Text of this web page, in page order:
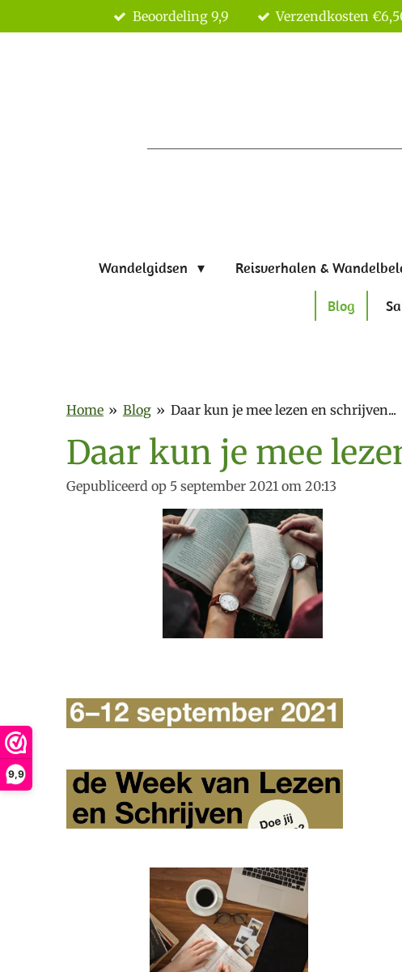
9,9
direct
Beoordeling 9,9 Verzendkosten
Wandelgidsen Reisverhalen &
Blog
Home » Blog » Daar kun je mee lezen en schrijven...
Daar kun je mee
Gepubliceerd op 5 september 2021 om 20:13